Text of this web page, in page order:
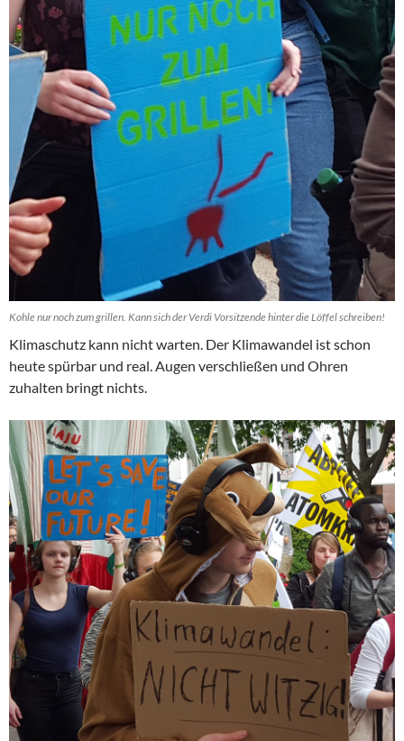
Kohle nur noch zum grillen. Kann sich der Verdi Vorsitzende hinter die Löffel schreiben!
Klimaschutz kann nicht warten. Der Klimawandel ist schon
heute spürbar und real. Augen verschließen und Ohren
zuhalten bringt nichts.